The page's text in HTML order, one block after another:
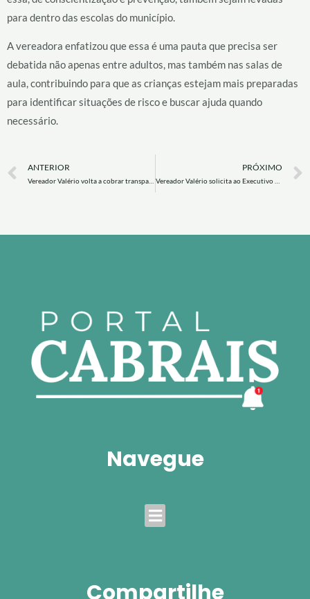
para dentro das escolas do município.
A vereadora enfatizou que essa é uma pauta que precisa ser
debatida não apenas entre adultos, mas também nas salas de
aula, contribuindo para que as crianças estejam mais preparadas
para identificar situações de risco e buscar ajuda quando
necessário.
Prev
ANTERIOR PRÓXIMO
Navegue
Menu
Compartilhe